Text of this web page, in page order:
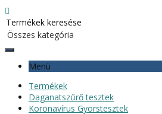
Menü
Termékek
Daganatszűrő tesztek
Koronavírus Gyorstesztek